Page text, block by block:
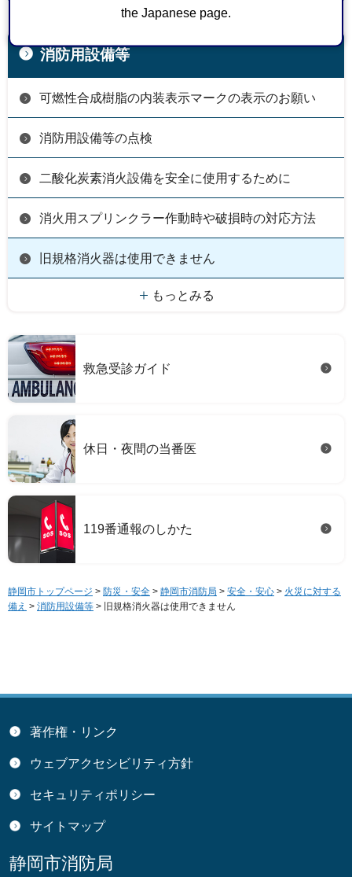
the Japanese page.
消防用設備等
可燃性合成樹脂の内装表示マークの表示のお願い
消防用設備等の点検
二酸化炭素消火設備を安全に使用するために
消火用スプリンクラー作動時や破損時の対応方法
旧規格消火器は使用できません
もっとみる
救急受診ガイド
休日・夜間の当番医
119番通報のしかた
静岡市トップページ > 防災・安全 > 静岡市消防局 > 安全・安心 > 火災に対する
備え > 消防用設備等 > 旧規格消火器は使用できません
著作権・リンク
ウェブアクセシビリティ方針
セキュリティポリシー
サイトマップ
静岡市消防局